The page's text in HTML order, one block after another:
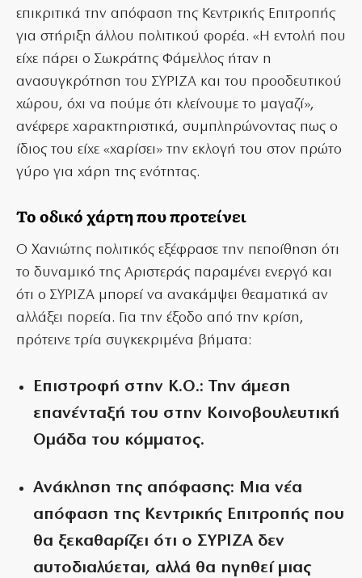
επικριτικά την απόφαση της Κεντρικής Επιτροπής
για στήριξη άλλου πολιτικού φορέα. «Η εντολή που
είχε πάρει ο Σωκράτης Φάμελλος ήταν η
ανασυγκρότηση του ΣΥΡΙΖΑ και του προοδευτικού
χώρου, όχι να πούμε ότι κλείνουμε το μαγαζί»,
ανέφερε χαρακτηριστικά, συμπληρώνοντας πως ο
ίδιος του είχε «χαρίσει» την εκλογή του στον πρώτο
γύρο για χάρη της ενότητας.
Το οδικό χάρτη που προτείνει
Ο Χανιώτης πολιτικός εξέφρασε την πεποίθηση ότι
το δυναμικό της Αριστεράς παραμένει ενεργό και
ότι ο ΣΥΡΙΖΑ μπορεί να ανακάμψει θεαματικά αν
αλλάξει πορεία. Για την έξοδο από την κρίση,
πρότεινε τρία συγκεκριμένα βήματα:
Επιστροφή στην Κ.Ο.: Την άμεση
επανένταξή του στην Κοινοβουλευτική
Ομάδα του κόμματος.
Ανάκληση της απόφασης: Μια νέα
απόφαση της Κεντρικής Επιτροπής που
θα ξεκαθαρίζει ότι ο ΣΥΡΙΖΑ δεν
αυτοδιαλύεται, αλλά θα ηγηθεί μιας